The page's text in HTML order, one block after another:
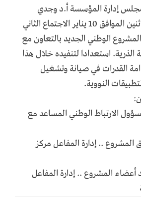
إدارة المؤسسة أ.د وجدي
الرتيمي عقد اليوم الإثنين الموافق 10 يناير الاجتماع الثاني
الوطني الجديد بالتعاون مع
الذرية. استعدادا لتنفيده خلال هذا
القدرات في صيانة وتشغيل
النووية.
الارتباط الوطني المساعد مع
.. إدارة المفاعل مركز
المشروع .. إدارة المفاعل